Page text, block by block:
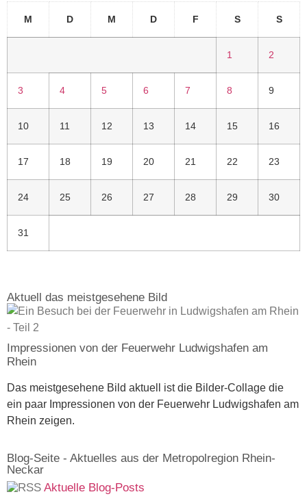
M D M D F S S
1 2
3 4 5 6 7 8 9
10 11 12 13 14 15 16
17 18 19 20 21 22 23
24 25 26 27 28 29 30
31
Aktuell das meistgesehene Bild
Impressionen von der Feuerwehr Ludwigshafen am
Rhein
Das meistgesehene Bild aktuell ist die Bilder-Collage die
ein paar Impressionen von der Feuerwehr Ludwigshafen am
Rhein zeigen.
Blog-Seite - Aktuelles aus der Metropolregion Rhein-
Neckar
Aktuelle Blog-Posts